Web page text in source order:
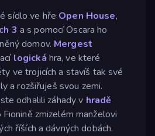
sídlo ve hře Open House,
3 a s pomocí Oscara ho
domov. Mergest
logická hra, ve které
ve trojicích a stavíš tak své
a rozšiřuješ svou zemi.
odhalili záhady v hradě
zmizelém manželovi
říších a dávných dobách.